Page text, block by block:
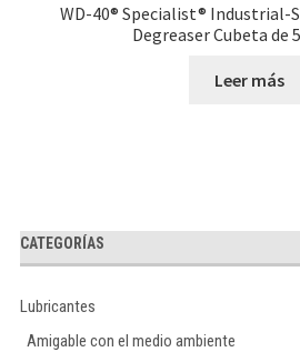
WD-40® Specialist® Industrial-
Degreaser Cubeta de
Leer más
CATEGORÍAS
Lubricantes
Amigable con el medio ambiente